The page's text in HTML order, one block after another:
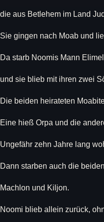
die aus Betlehem im Land
Sie gingen nach Moab und
Da starb Noomis Mann
und sie blieb mit ihren zwei
Die beiden heirateten
Eine hieß Orpa und die
Ungefähr zehn Jahre lang
Dann starben auch die
Machlon und Kiljon.
Noomi blieb allein zurück,